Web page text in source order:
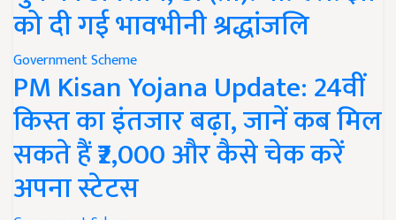
को दी गई भावभीनी श्रद्धांजलि
Government Scheme
PM Kisan Yojana Update: 24वीं
किस्त का इंतजार बढ़ा, जानें कब मिल
सकते हैं ₹2,000 और कैसे चेक करें
अपना स्टेटस